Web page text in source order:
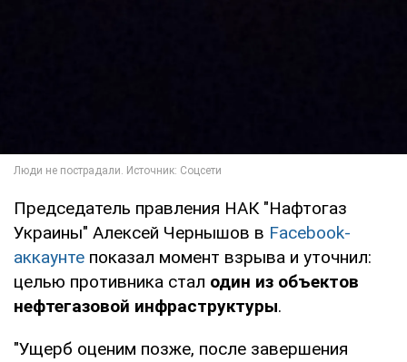
Председатель правления НАК "Нафтогаз
Украины" Алексей Чернышов в Facebook-
аккаунте показал момент взрыва и уточнил:
целью противника стал один из объектов
нефтегазовой инфраструктуры.
"Ущерб оценим позже, после завершения